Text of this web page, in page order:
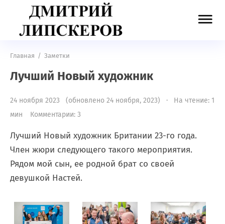
Главная / Заметки
Лучший Новый художник
24 ноября 2023 (обновлено 24 ноября, 2023) · На чтение: 1
мин
Комментарии: 3
Лучший Новый художник Британии 23-го года.
Член жюри следующего такого мероприятия.
Рядом мой сын, ее родной брат со своей
девушкой Настей.